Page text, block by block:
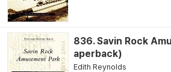
836. Savin Rock
aperback)
Edith Reynolds